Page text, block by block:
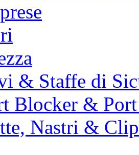
& Staffe di
Blocker &
Nastri &